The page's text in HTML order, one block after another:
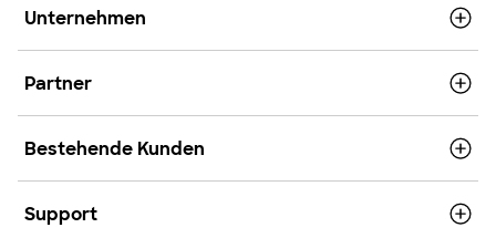
Unternehmen
Partner
Bestehende Kunden
Support